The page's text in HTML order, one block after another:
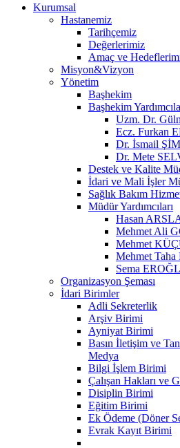
Kurumsal
Hastanemiz
Tarihçemiz
Değerlerimiz
Amaç ve
Misyon&Vizyon
Yönetim
Başhekim
Başhekim
Uzm. Dr.
Ecz. Furkan
Dr. İsmail
Dr. Mete
Destek ve Kalite
İdari ve Mali İşler
Sağlık Bakım
Müdür Yardımcıları
Hasan
Mehmet Ali
Mehmet
Mehmet
Sema
Organizasyon Şeması
İdari Birimler
Adli Sekreterlik
Arşiv Birimi
Ayniyat Birimi
Basın İletişim ve
Medya
Bilgi İşlem Birimi
Çalışan Hakları ve
Disiplin Birimi
Eğitim Birimi
Ek Ödeme (Döner
Evrak Kayıt Birimi